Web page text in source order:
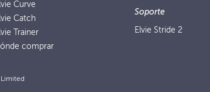
Curve
Catch
Trainer
comprar
Soporte
Elvie Stride 2